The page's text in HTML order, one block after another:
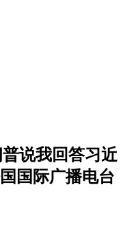
说我回答习近
国际广播电台